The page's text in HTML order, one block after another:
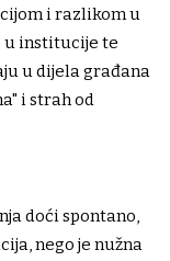
i razlikom u
u institucije te
u dijela građana
i strah od
doći spontano,
nego je nužna